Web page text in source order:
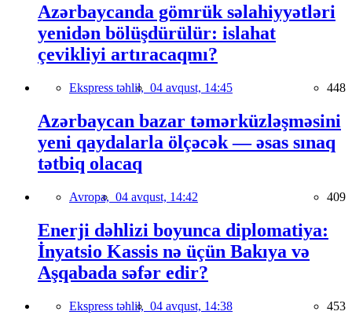
Azərbaycanda gömrük səlahiyyətləri
yenidən bölüşdürülür: islahat
çevikliyi artıracaqmı?
Ekspress təhlil, 04 avqust, 14:45 448
Azərbaycan bazar təmərküzləşməsini
yeni qaydalarla ölçəcək — əsas sınaq
tətbiq olacaq
Avropa, 04 avqust, 14:42 409
Enerji dəhlizi boyunca diplomatiya:
İnyatsio Kassis nə üçün Bakıya və
Aşqabada səfər edir?
Ekspress təhlil, 04 avqust, 14:38 453